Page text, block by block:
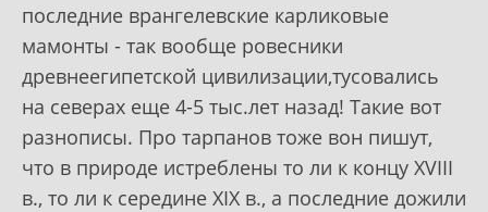
последние врангелевские карликовые
мамонты - так вообще ровесники
древнеегипетской цивилизации,тусовались
на северах еще 4-5 тыс.лет назад! Такие вот
разнописы. Про тарпанов тоже вон пишут,
что в природе истреблены то ли к концу XVIII
в., то ли к середине XIX в., а последние дожили